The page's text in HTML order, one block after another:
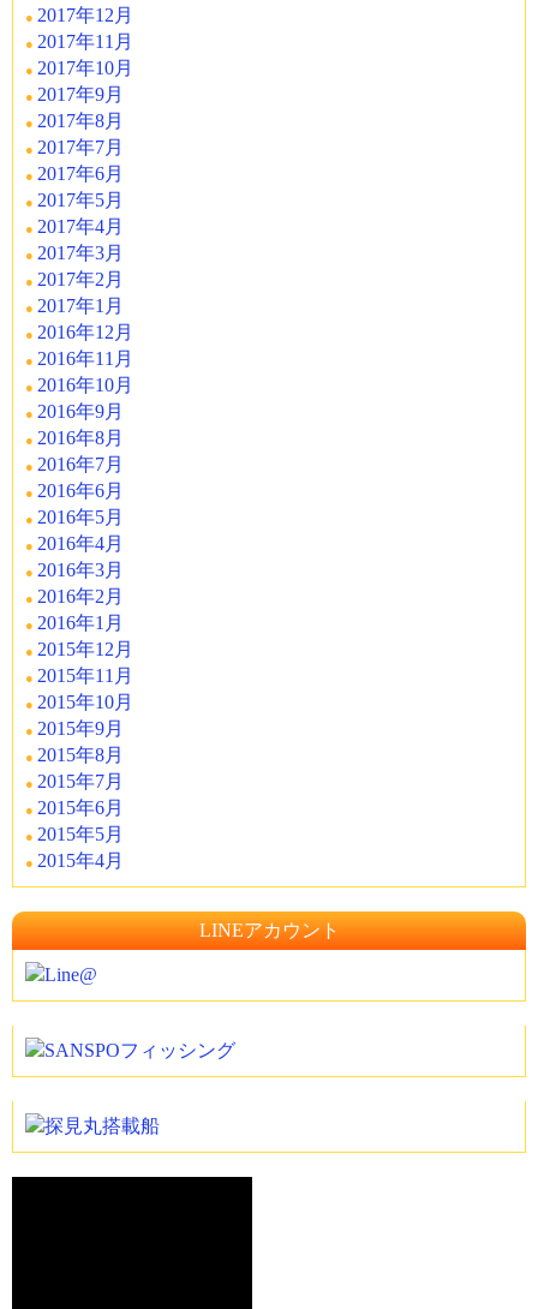
2017年12月
2017年11月
2017年10月
2017年9月
2017年8月
2017年7月
2017年6月
2017年5月
2017年4月
2017年3月
2017年2月
2017年1月
2016年12月
2016年11月
2016年10月
2016年9月
2016年8月
2016年7月
2016年6月
2016年5月
2016年4月
2016年3月
2016年2月
2016年1月
2015年12月
2015年11月
2015年10月
2015年9月
2015年8月
2015年7月
2015年6月
2015年5月
2015年4月
LINEアカウント